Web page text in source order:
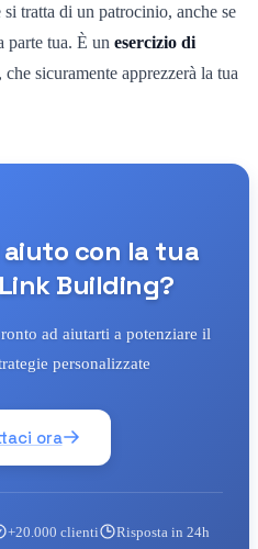
tratta di un patrocinio, anche se
parte tua. È un esercizio di
sicuramente apprezzerà la tua
aiuto con la tua
Building?
ad aiutarti a potenziare il
personalizzate
ora
+20.000 clienti Risposta in 24h